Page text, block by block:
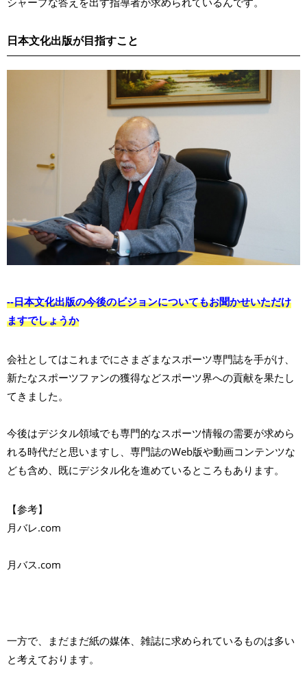
日本文化出版が目指すこと
--日本文化出版の今後のビジョンについてもお聞かせいただけ
ますでしょうか
会社としてはこれまでにさまざまなスポーツ専門誌を手がけ、
新たなスポーツファンの獲得などスポーツ界への貢献を果たし
てきました。
今後はデジタル領域でも専門的なスポーツ情報の需要が求めら
れる時代だと思いますし、専門誌のWeb版や動画コンテンツな
ども含め、既にデジタル化を進めているところもあります。
【参考】
月バレ.com
月バス.com
一方で、まだまだ紙の媒体、雑誌に求められているものは多い
と考えております。